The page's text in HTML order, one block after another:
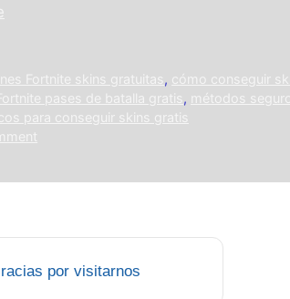
Fortnite skins gratuitas, cómo conseguir
pases de batalla gratis, métodos
para conseguir skins gratis
por visitarnos